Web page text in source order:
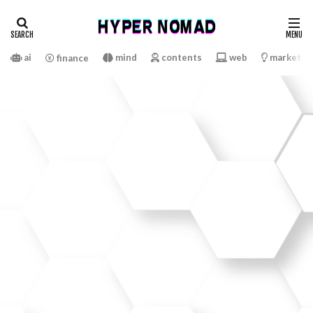
ai finance mind contents web